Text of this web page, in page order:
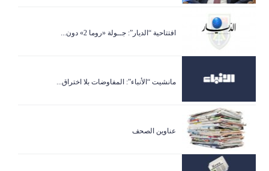
افتتاحية “الديار”: جــولة «روما 2» دون...
مانشيت “الأنباء”: المفاوضات بلا اختراق...
عناوين الصحف